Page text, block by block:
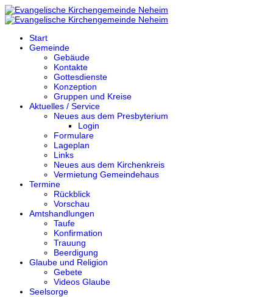
Start
Gemeinde
Gebäude
Kontakte
Gottesdienste
Konzeption
Gruppen und Kreise
Aktuelles / Service
Neues aus dem Presbyterium
Login
Formulare
Lageplan
Links
Neues aus dem Kirchenkreis
Vermietung Gemeindehaus
Termine
Rückblick
Vorschau
Amtshandlungen
Taufe
Konfirmation
Trauung
Beerdigung
Glaube und Religion
Gebete
Videos Glaube
Seelsorge